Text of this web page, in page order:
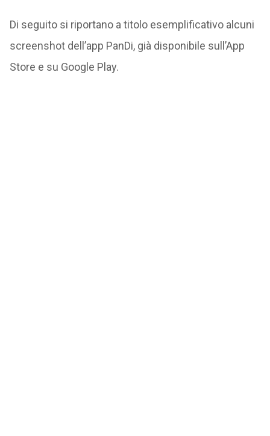
Di seguito si riportano a titolo esemplificativo alcuni
screenshot dell’app PanDi, già disponibile sull’App
Store e su Google Play.